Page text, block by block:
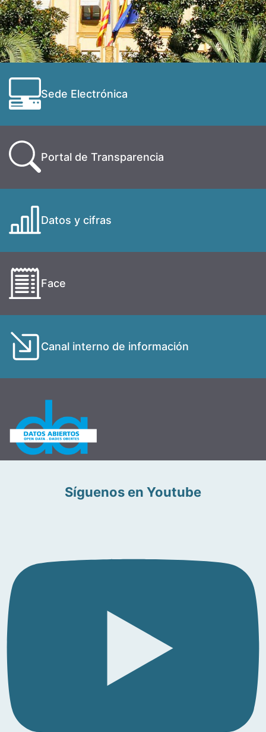
Sede Electrónica
Portal de Transparencia
Datos y cifras
Face
Canal interno de información
Síguenos en Youtube